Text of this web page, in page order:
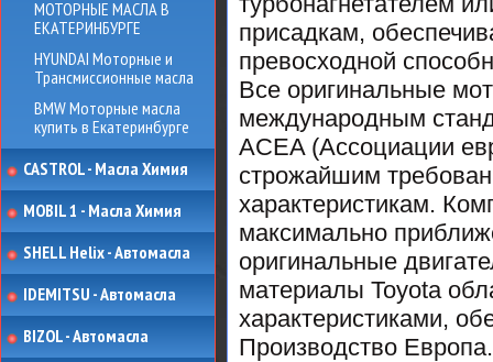
МОТОРНЫЕ МАСЛА В
ЕКАТЕРИНБУРГЕ
HYUNDAI Моторные и
Трансмиссионные масла
BMW Моторные масла
купить в Екатеринбурге
CASTROL - Масла Химия
MOBIL 1 - Масла Химия
SHELL Helix - Автомасла
IDEMITSU - Автомасла
BIZOL - Автомасла
присадкам,
превосходной
Все оригинальные
международным
ACEA (Ассоциации
строжайшим
характеристикам.
максимально
оригинальные
материалы Toyota
характеристиками,
Производство Европа.